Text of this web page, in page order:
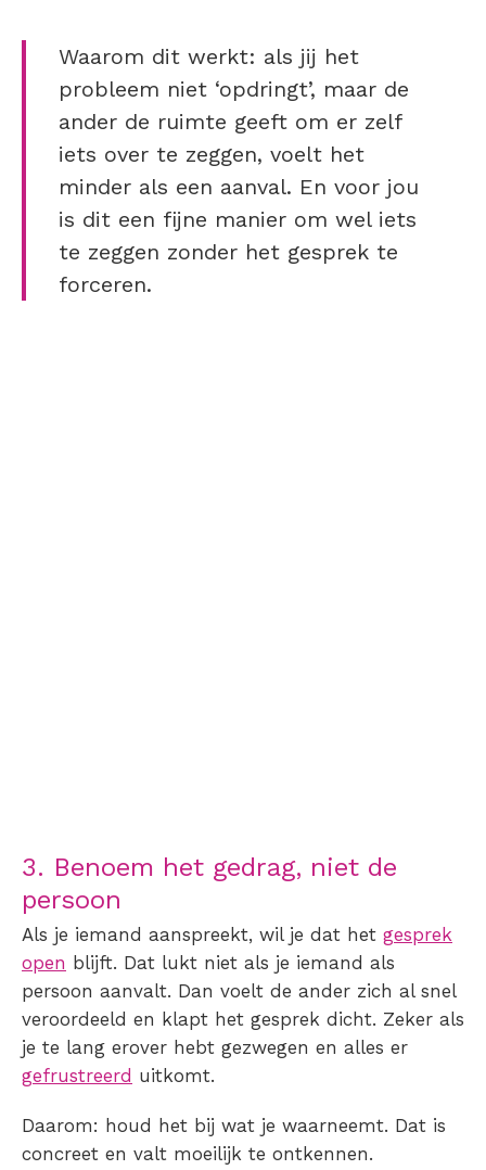
Waarom dit werkt: als jij het
probleem niet ‘opdringt’, maar de
ander de ruimte geeft om er zelf
iets over te zeggen, voelt het
minder als een aanval. En voor jou
is dit een fijne manier om wel iets
te zeggen zonder het gesprek te
forceren.
3. Benoem het gedrag, niet de
persoon
Als je iemand aanspreekt, wil je dat het gesprek
open blijft. Dat lukt niet als je iemand als
persoon aanvalt. Dan voelt de ander zich al snel
veroordeeld en klapt het gesprek dicht. Zeker als
je te lang erover hebt gezwegen en alles er
gefrustreerd uitkomt.
Daarom: houd het bij wat je waarneemt. Dat is
concreet en valt moeilijk te ontkennen.